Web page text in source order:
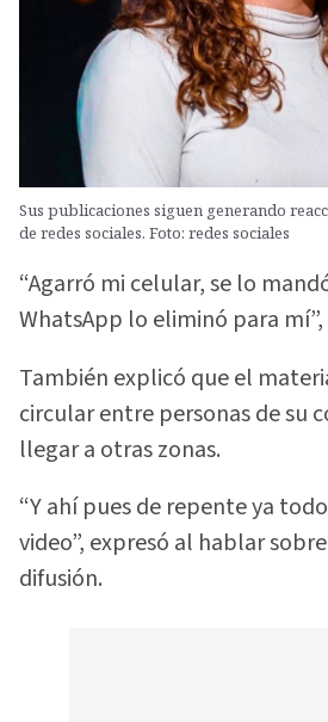
Sus publicaciones siguen generando
de redes sociales. Foto: redes sociales
“Agarró mi celular, se lo
WhatsApp lo eliminó para
También explicó que el
circular entre personas de su
llegar a otras zonas.
“Y ahí pues de repente ya
video”, expresó al hablar
difusión.